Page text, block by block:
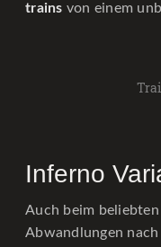
trains von einem
Inferno
Auch beim
Abwandlungen